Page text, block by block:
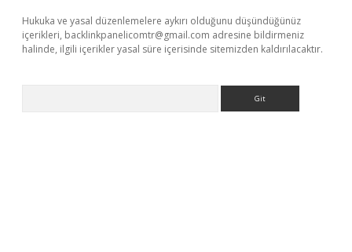
Hukuka ve yasal düzenlemelere aykırı olduğunu düşündüğünüz
içerikleri, backlinkpanelicomtr@gmail.com adresine bildirmeniz
halinde, ilgili içerikler yasal süre içerisinde sitemizden kaldırılacaktır.